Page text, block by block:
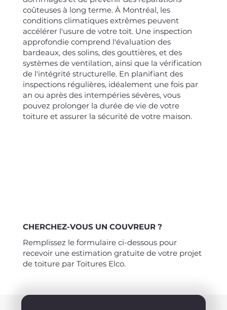
coûteuses à long terme. À Montréal, les
conditions climatiques extrêmes peuvent
accélérer l'usure de votre toit. Une inspection
approfondie comprend l'évaluation des
bardeaux, des solins, des gouttières, et des
systèmes de ventilation, ainsi que la vérification
de l'intégrité structurelle. En planifiant des
inspections régulières, idéalement une fois par
an ou après des intempéries sévères, vous
pouvez prolonger la durée de vie de votre
toiture et assurer la sécurité de votre maison.
CHERCHEZ-VOUS UN COUVREUR ?
Remplissez le formulaire ci-dessous pour
recevoir une estimation gratuite de votre projet
de toiture par Toitures Elco.